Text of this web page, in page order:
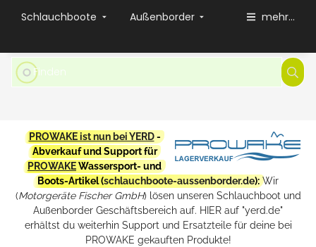
Schlauchboote Außenborder mehr...
PROWAKE ist nun bei YERD-
Abverkauf und Support für
PROWAKEWassersport- und
Boots-Artikel (schlauchboote-aussenborder.de): Wir
(Motorgeräte Fischer GmbH) lösen unseren Schlauchboot und
Außenborder Geschäftsbereich auf. HIER auf "yerd.de"
erhältst du weiterhin Support und Ersatzteile für deine bei
PROWAKE gekauften Produkte!